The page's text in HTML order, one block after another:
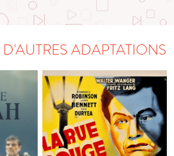
ADAPTATIONS